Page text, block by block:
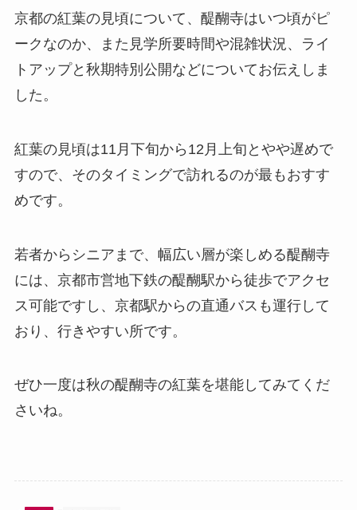
京都の紅葉の見頃について、醍醐寺はいつ頃がピ
ークなのか、また見学所要時間や混雑状況、ライ
トアップと秋期特別公開などについてお伝えしま
した。
紅葉の見頃は11月下旬から12月上旬とやや遅めで
すので、そのタイミングで訪れるのが最もおすす
めです。
若者からシニアまで、幅広い層が楽しめる醍醐寺
には、京都市営地下鉄の醍醐駅から徒歩でアクセ
ス可能ですし、京都駅からの直通バスも運行して
おり、行きやすい所です。
ぜひ一度は秋の醍醐寺の紅葉を堪能してみてくだ
さいね。